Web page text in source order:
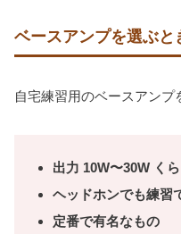
ベースアンプを選ぶと
自宅練習用のベースアン
出力 10W〜30W く
ヘッドホンでも練習
定番で有名なもの